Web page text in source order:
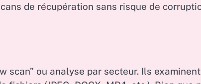
de récupération sans risque de
scan” ou analyse par secteur. Ils examinent